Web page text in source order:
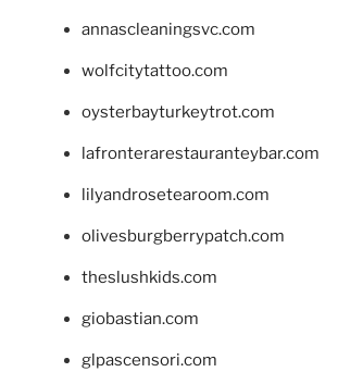
annascleaningsvc.com
wolfcitytattoo.com
oysterbayturkeytrot.com
lafronterarestauranteybar.com
lilyandrosetearoom.com
olivesburgberrypatch.com
theslushkids.com
giobastian.com
glpascensori.com